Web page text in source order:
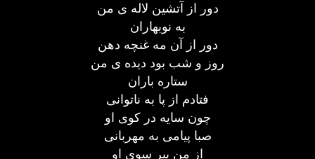
دور از آتشین لاله ی من
به نوبهاران
دور از آن مه غنچه دهن
روز و شب بود دیده ی من
ستاره باران
فتادم از پا به ناتوانی
چون سایه در کوی او
صبا پیامی به مهربانی
از من ببر سوی او